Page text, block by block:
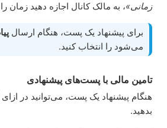
زمانی»، به مالک کانال اجازه دهید زمان
برای پیشنهاد یک پست، هنگام ارسال
می‌شود را انتخاب کنید.
تامین مالی با پست‌های پیشنهادی
هنگام پیشنهاد یک پست، می‌توانید در ازای
بدهید.